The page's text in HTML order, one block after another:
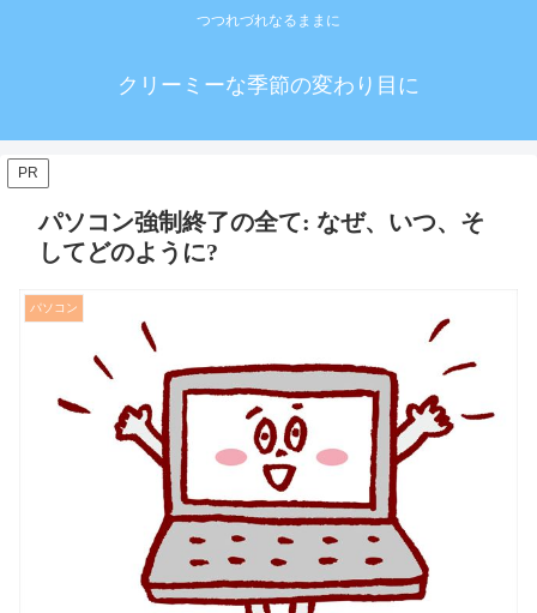
つつれづれなるままに
クリーミーな季節の変わり目に
PR
パソコン強制終了の全て: なぜ、いつ、そ
してどのように?
パソコン